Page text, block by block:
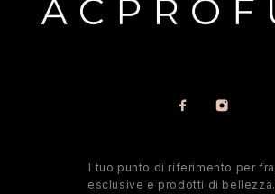
l tuo punto di riferimento per
esclusive e prodotti di